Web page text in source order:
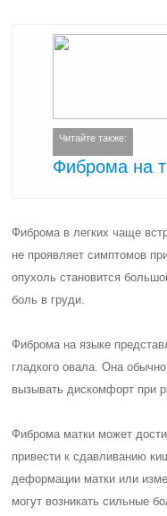
Читайте также:
Фиброма на
Фиброма в легких чаще
не проявляет симптомов
опухоль становится
боль в груди.
Фиброма на языке
гладкого овала. Она
вызывать дискомфорт при
Фиброма матки может
привести к сдавливанию
деформации матки или
могут возникать сильные